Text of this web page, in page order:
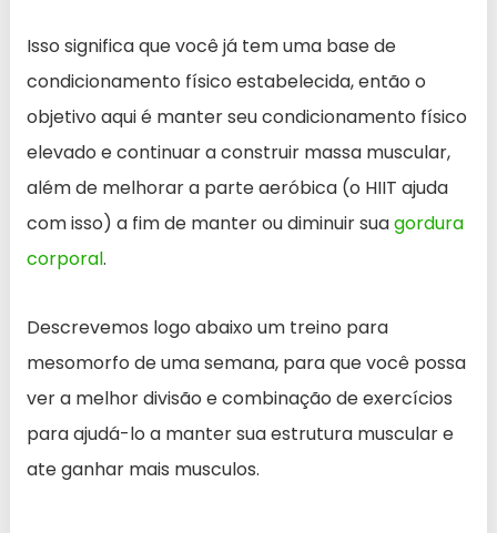
Isso significa que você já tem uma base de
condicionamento físico estabelecida, então o
objetivo aqui é manter seu condicionamento físico
elevado e continuar a construir massa muscular,
além de melhorar a parte aeróbica (o HIIT ajuda
com isso) a fim de manter ou diminuir suagordura
corporal.
Descrevemos logo abaixo um treino para
mesomorfo de uma semana, para que você possa
ver a melhor divisão e combinação de exercícios
para ajudá-lo a manter sua estrutura muscular e
ate ganhar mais musculos.